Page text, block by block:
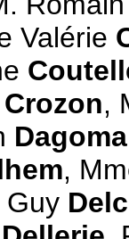
Valérie
Crozon,
Dagoma
,
Guy